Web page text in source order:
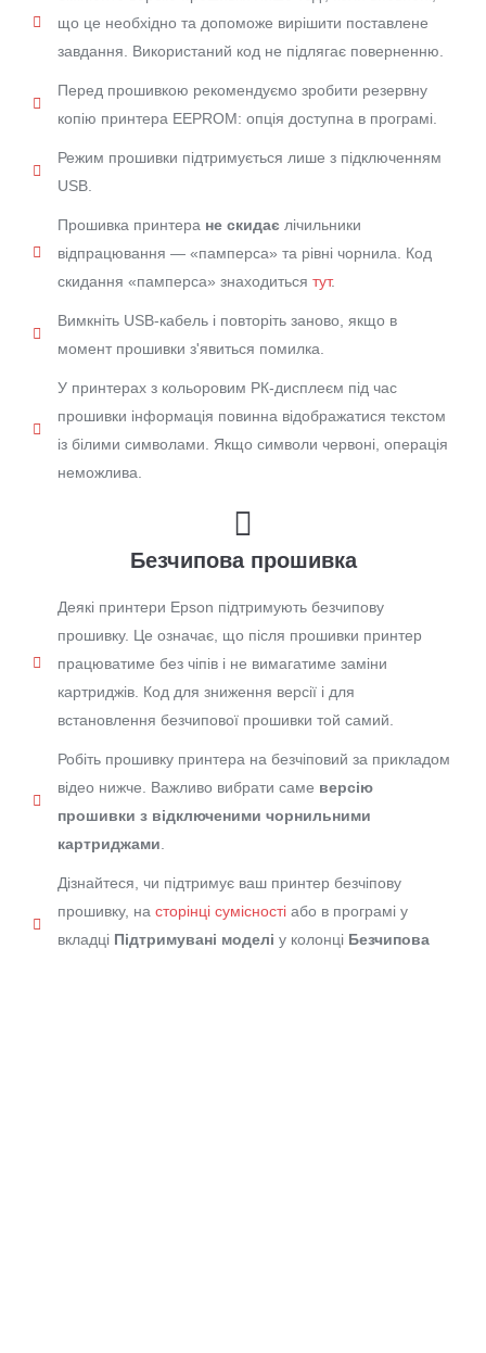
що це необхідно та допоможе вирішити поставлене
завдання. Використаний код не підлягає поверненню.
Перед прошивкою рекомендуємо зробити резервну
копію принтера EEPROM: опція доступна в програмі.
Режим прошивки підтримується лише з підключенням
USB.
Прошивка принтера не скидає лічильники
відпрацювання — «памперса» та рівні чорнила. Код
скидання «памперса» знаходиться тут.
Вимкніть USB-кабель і повторіть заново, якщо в
момент прошивки з'явиться помилка.
У принтерах з кольоровим РК-дисплеєм під час
прошивки інформація повинна відображатися текстом
із білими символами. Якщо символи червоні, операція
неможлива.
Безчипова прошивка
Деякі принтери Epson підтримують безчипову
прошивку. Це означає, що після прошивки принтер
працюватиме без чіпів і не вимагатиме заміни
картриджів. Код для зниження версії і для
встановлення безчипової прошивки той самий.
Робіть прошивку принтера на безчіповий за прикладом
відео нижче. Важливо вибрати саме версію
прошивки з відключеними чорнильними
картриджами
Дізнайтеся, чи підтримує ваш принтер безчіпову
прошивку, на сторінці сумісностіабо в програмі у
вкладці Підтримувані моделі у колонці Безчипова